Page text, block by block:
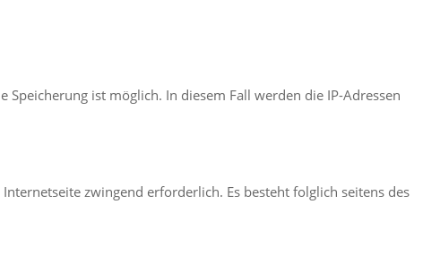
Speicherung ist möglich. In diesem Fall werden die IP-Adressen
zwingend erforderlich. Es besteht folglich seitens des